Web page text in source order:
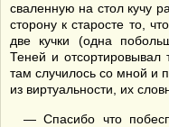
сваленную на стол кучу
сторону к старосте то,
две кучки (одна
Теней и
там случилось со мной и
из виртуальности, их
— Спасибо что